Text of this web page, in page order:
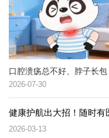
2026-07-30
健康护航出大招！随时有
2026-03-13